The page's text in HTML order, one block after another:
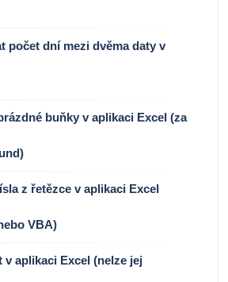
počet dní mezi dvěma daty v
buňky v aplikaci Excel (za
z řetězce v aplikaci Excel
VBA)
v aplikaci Excel (nelze jej